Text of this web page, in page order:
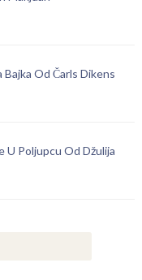
Bajka Od Čarls Dikens
U Poljupcu Od Džulija